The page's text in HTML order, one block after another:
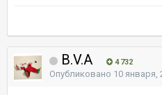
B.V.A 4 732
Опубликовано 10 января,